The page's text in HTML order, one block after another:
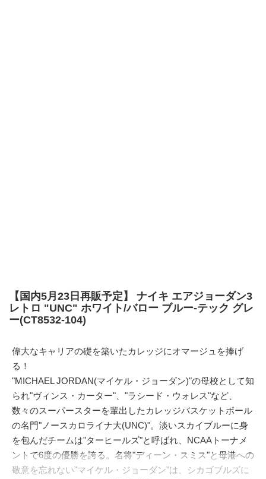
【国内5月23日再販予定】 ナイキ エアジョーダン3
レトロ "UNC" ホワイト/バロー ブルー-テック グレ
ー(CT8532-104)
偉大なキャリアの礎を築いたカレッジにオマージュを捧げ
る！
"MICHAEL JORDAN(マイケル・ジョーダン)"の母校として知
られ"ヴィンス・カーター"、"ラシード・ウォレス"など、
数々のスーパースターを輩出したカレッジバスケットボール
の名門"ノースカロライナ大(UNC)"。淡いスカイブルーに身
を包んだチームは"ターヒールズ"と呼ばれ、NCAAトーナメ
ントで6度の優勝を誇る。名将"ディーン・スミス"と母港への
敬意を忘れない"マイケル・ジョーダン"は、シカゴブルズに